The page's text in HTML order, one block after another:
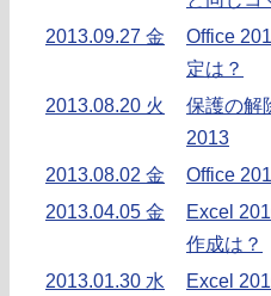
2013.09.27 金
Office
定は？
2013.08.20 火
保護の解
2013
2013.08.02 金
Office
2013.04.05 金
Excel
作成は？
2013.01.30 水
Excel